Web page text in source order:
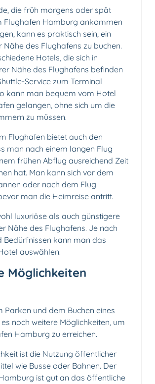
die früh morgens oder spät
Flughafen Hamburg ankommen
kann es praktisch sein, ein
Nähe des Flughafens zu buchen.
Hotels, die sich in
Nähe des Flughafens befinden
Service zum Terminal
kann man bequem vom Hotel
gelangen, ohne sich um die
zu müssen.
Flughafen bietet auch den
man nach einem langen Flug
frühen Abflug ausreichend Zeit
hat. Man kann sich vor dem
oder nach dem Flug
man die Heimreise antritt.
luxuriöse als auch günstigere
Nähe des Flughafens. Je nach
Bedürfnissen kann man das
auswählen.
Möglichkeiten
Parken und dem Buchen eines
noch weitere Möglichkeiten, um
Hamburg zu erreichen.
ist die Nutzung öffentlicher
wie Busse oder Bahnen. Der
ist gut an das öffentliche